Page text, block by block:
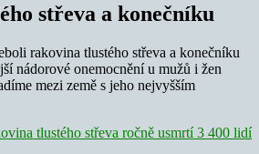
střeva a konečníku
rakovina tlustého střeva a konečníku
nádorové onemocnění u mužů i žen
mezi země s jeho nejvyšším
tlustého střeva ročně usmrtí 3 400 lidí